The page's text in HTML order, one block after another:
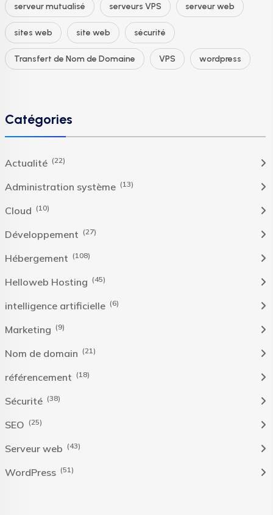
serveur mutualisé serveurs VPS serveur web
sites web site web sécurité
Transfert de Nom de Domaine VPS wordpress
Catégories
Actualité (22)
Administration système (13)
Cloud (10)
Développement (27)
Hébergement (108)
Helloweb Hosting (45)
intelligence artificielle (6)
Marketing (9)
Nom de domain (21)
référencement (18)
Sécurité (38)
SEO (25)
Serveur web (43)
WordPress (51)